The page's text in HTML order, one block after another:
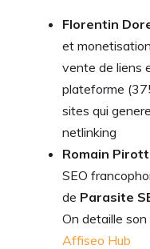
Florentin
et
vente de liens
plateforme
sites qui
netlinking
Romain
SEO
de Parasite
On detaille
Affiseo Hub